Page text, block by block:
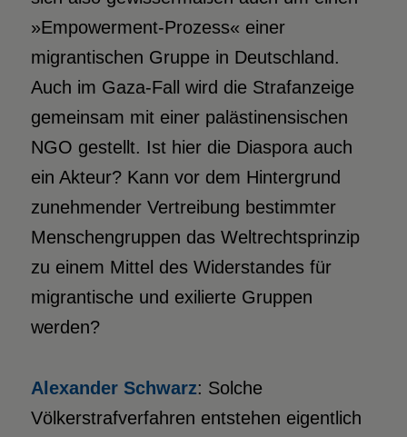
»Empowerment-Prozess« einer
migrantischen Gruppe in Deutschland.
Auch im Gaza-Fall wird die Strafanzeige
gemeinsam mit einer palästinensischen
NGO gestellt. Ist hier die Diaspora auch
ein Akteur? Kann vor dem Hintergrund
zunehmender Vertreibung bestimmter
Menschengruppen das Weltrechtsprinzip
zu einem Mittel des Widerstandes für
migrantische und exilierte Gruppen
werden?
Alexander Schwarz: Solche
Völkerstrafverfahren entstehen eigentlich